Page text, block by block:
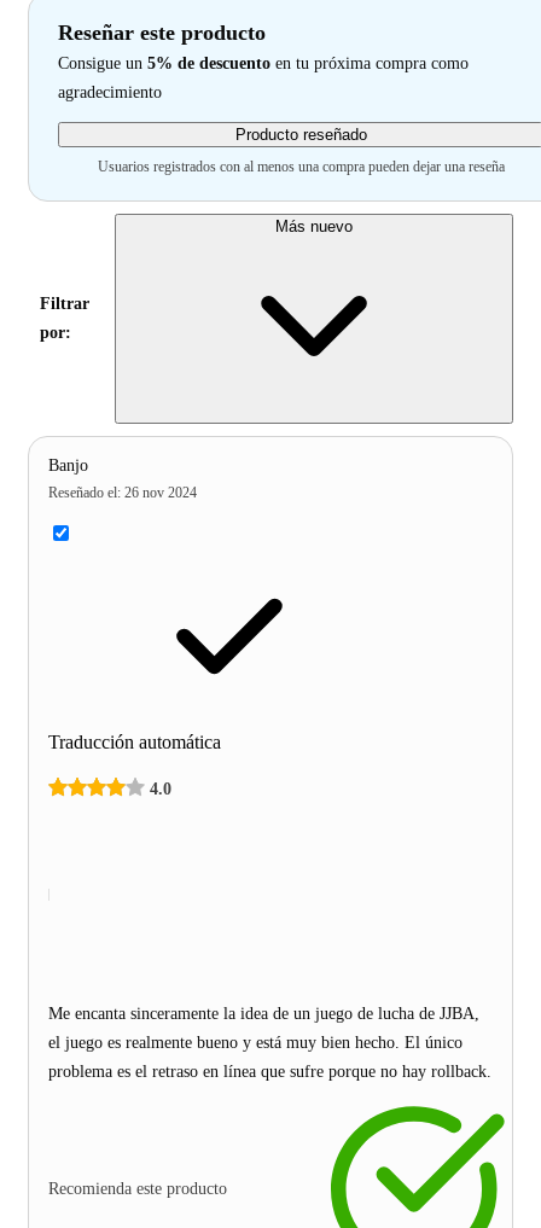
Reseñar este producto
Consigue un 5% de descuento en tu próxima compra como
agradecimiento
Producto reseñado
Usuarios registrados con al menos una compra pueden dejar una reseña
Filtrar
por:
Más nuevo
Banjo
Reseñado el: 26 nov 2024
Traducción automática
4.0
Me encanta sinceramente la idea de un juego de lucha de JJBA,
el juego es realmente bueno y está muy bien hecho. El único
problema es el retraso en línea que sufre porque no hay rollback.
Recomienda este producto